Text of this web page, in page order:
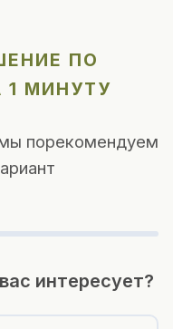
ПО
1 МИНУТУ
порекомендуем
интересует?